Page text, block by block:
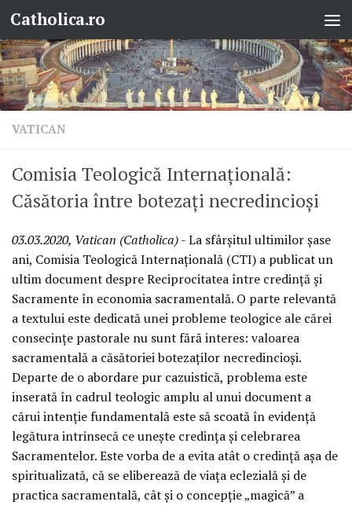
Skip to content
Catholica.ro
VATICAN
Comisia Teologică Internațională:
Căsătoria între botezați necredincioși
03.03.2020, Vatican (Catholica)- La sfârșitul ultimilor șase
ani, Comisia Teologică Internațională (CTI) a publicat un
ultim document despre Reciprocitatea între credință și
Sacramente în economia sacramentală. O parte relevantă
a textului este dedicată unei probleme teologice ale cărei
consecințe pastorale nu sunt fără interes: valoarea
sacramentală a căsătoriei botezaților necredincioși.
Departe de o abordare pur cazuistică, problema este
inserată în cadrul teologic amplu al unui document a
cărui intenție fundamentală este să scoată în evidență
legătura intrinsecă ce unește credința și celebrarea
Sacramentelor. Este vorba de a evita atât o credință așa de
spiritualizată, că se eliberează de viața eclezială și de
practica sacramentală, cât și o concepție „magică” a